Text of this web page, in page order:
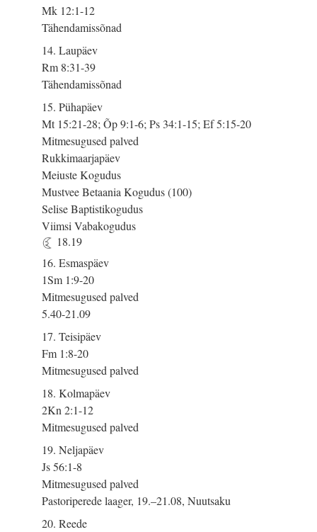
Mk 12:1-12
Tähendamissõnad
14. Laupäev
Rm 8:31-39
Tähendamissõnad
15. Pühapäev
Mt 15:21-28; Õp 9:1-6; Ps 34:1-15; Ef 5:15-20
Mitmesugused palved
Rukkimaarjapäev
Meiuste Kogudus
Mustvee Betaania Kogudus (100)
Selise Baptistikogudus
Viimsi Vabakogudus
18.19
16. Esmaspäev
1Sm 1:9-20
Mitmesugused palved
5.40-21.09
17. Teisipäev
Fm 1:8-20
Mitmesugused palved
18. Kolmapäev
2Kn 2:1-12
Mitmesugused palved
19. Neljapäev
Js 56:1-8
Mitmesugused palved
Pastoriperede laager, 19.–21.08, Nuutsaku
20. Reede